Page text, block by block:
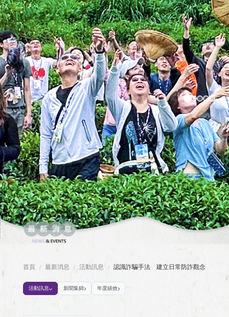
首頁 / 最新消息 / 活動訊息 / 認識詐騙手法 建立日常防詐觀念
活動訊息 新聞集錦 年度績效